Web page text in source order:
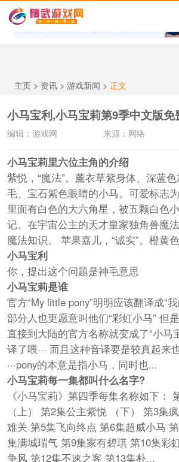
主页> 资讯> 游戏新闻 > 正文
小马宝利,小马宝莉第9季中文版免
编辑：游戏网 来源：网络
小马宝莉里六位主角的介绍
紫悦，“魔法”。薰衣草紫身体、深蓝
毛、宝石紫色眼睛的小马。可爱标志
里面有白色的大六角星，被五颗白色
记。在宇宙公主的天才皇家独角兽魔
魔法知识。 苹果嘉儿，“诚实”。橙黄
小马宝利
你，提出这个问题是神毛意思
小马宝莉是谁
官方“My little pony”明明应该翻译成“
部分人也更愿意叫他们“彩虹小马” 但
直接到大陆的官方名称就变成了“小马
译了喂··· 而且这种音译要是较真起来
···pony的本意是指小马，同时也...
小马宝莉每一集都叫什么名字?
《小马宝莉》第四季每集名称如下：
（上） 第2集公主紫悦 （下） 第3集
难关 第5集飞向终点 第6集超威小马
集满城瑞气 第9集家有碧琪 第10集彩
争风 第12集不速之客 第13集朴...